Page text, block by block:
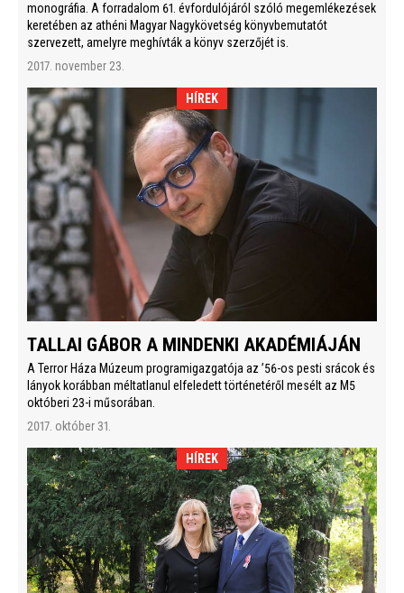
monográfia. A forradalom 61. évfordulójáról szóló megemlékezések
keretében az athéni Magyar Nagykövetség könyvbemutatót
szervezett, amelyre meghívták a könyv szerzőjét is.
2017. november 23.
HÍREK
TALLAI GÁBOR A MINDENKI AKADÉMIÁJÁN
A Terror Háza Múzeum programigazgatója az ’56-os pesti srácok és
lányok korábban méltatlanul elfeledett történetéről mesélt az M5
októberi 23-i műsorában.
2017. október 31.
HÍREK